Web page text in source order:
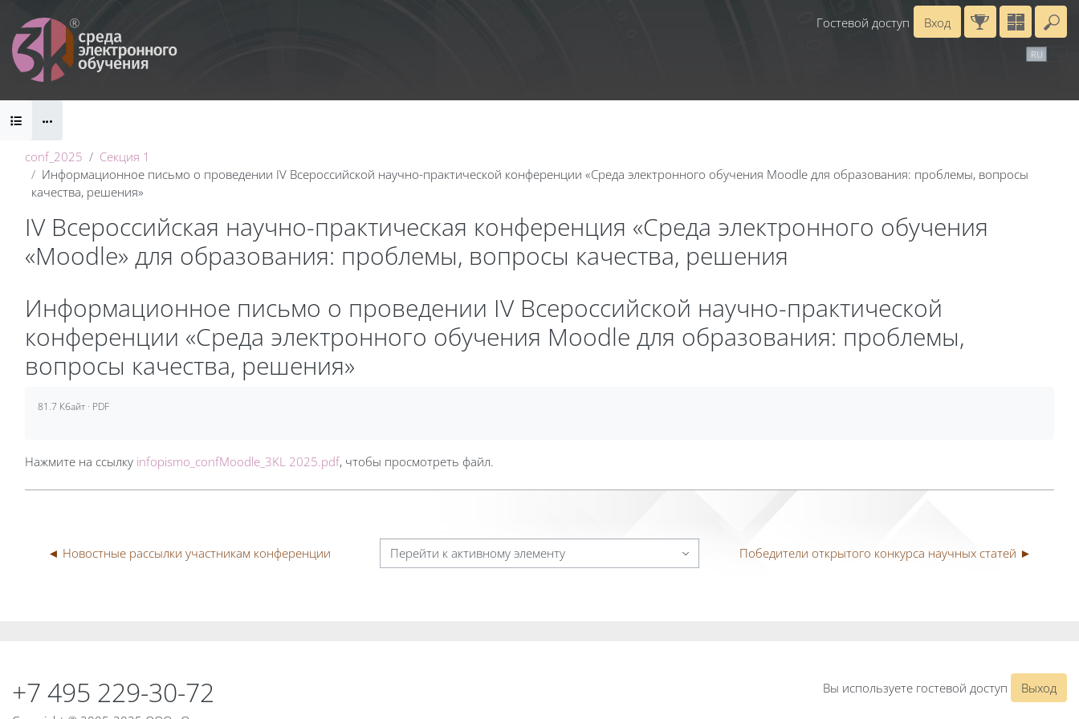
Гостевой доступ
Вход
RU
Блоки
conf_2025
Секция 1
Информационное письмо о проведении IV Всероссийской научно-практической конференции «Среда электронного обучения Moodle для образования: проблемы, вопросы
качества, решения»
IV Всероссийская научно-практическая конференция «Среда электронного обучения
«Moodle» для образования: проблемы, вопросы качества, решения
Блоки
Информационное письмо о проведении IV Всероссийской научно-практической
конференции «Среда электронного обучения Moodle для образования: проблемы,
вопросы качества, решения»
81.7 Кбайт · PDF
Нажмите на ссылку infopismo_confMoodle_3KL 2025.pdf, чтобы просмотреть файл.
◄ Новостные рассылки участникам конференции Перейти к активному элементу Победители открытого конкурса научных статей ►
+7 495 229-30-72 Вы используете гостевой доступ Выход